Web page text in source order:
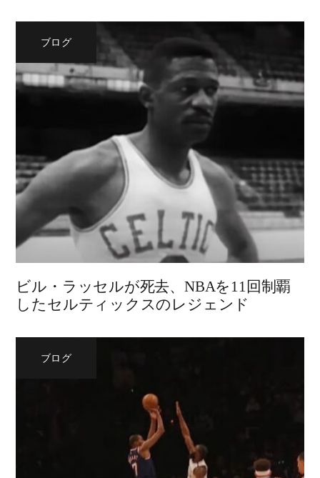
ブログ
ビル・ラッセルが死去、NBAを11回制覇
したセルティックスのレジェンド
ブログ